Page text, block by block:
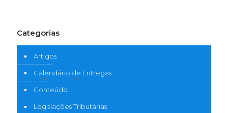
Categorias
Artigos
Calendário de Entregas
Conteúdo
Legislações Tributárias